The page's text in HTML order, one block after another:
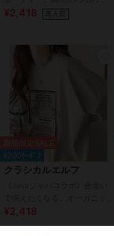
原産国
ト 配色刺繍Tシャツ
¥2,418
¥200ｸｰﾎﾟﾝ
クラシカルエルフ
クコットン混前後2wayステッ
¥2,418